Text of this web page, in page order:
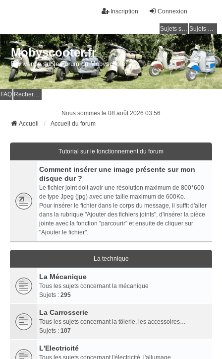
Connexion
Inscription
Sujets sans réponse Sujets actifs
Mobyscooter.fr
Bienvenue sur le Forum du Mobyscooter
FAQ Rechercher
Nous sommes le 08 août 2026 03:56
Accueil
Accueil du forum
Tutorial sur le fonctionnement du forum
Comment insérer une image présente sur mon
disque dur ?
Le fichier joint doit avoir une résolution maximum de 800*600
de type Jpeg (jpg) avec une taille maximum de 600Ko.
Pour insérer le fichier dans le corps du message, il suffit d'aller
dans la rubrique "Ajouter des fichiers joints", d'insérer la pièce
jointe avec la fonction "parcourir" et ensuite de cliquer sur
"Ajouter le fichier".
La technique
La Mécanique
Tous les sujets concernant la mécanique
Sujets : 295
La Carrosserie
Tous les sujets concernant la tôlerie, les accessoires…
Sujets : 107
L'Electricité
Tous les sujets concernant l'électricité, l'allumage...